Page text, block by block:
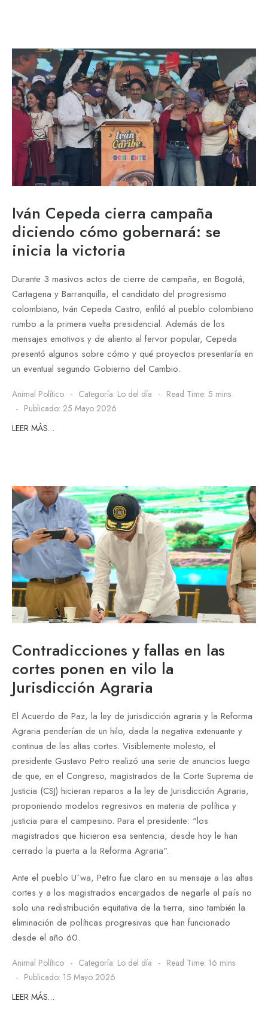
Iván Cepeda cierra campaña
diciendo cómo gobernará: se
inicia la victoria
Durante 3 masivos actos de cierre de campaña, en Bogotá,
Cartagena y Barranquilla, el candidato del progresismo
colombiano, Iván Cepeda Castro, enfiló al pueblo colombiano
rumbo a la primera vuelta presidencial. Además de los
mensajes emotivos y de aliento al fervor popular, Cepeda
presentó algunos sobre cómo y qué proyectos presentaría en
un eventual segundo Gobierno del Cambio.
Animal Político Categoría: Lo del día
Read Time: 5 mins
Publicado: 25 Mayo 2026
LEER MÁS…
Contradicciones y fallas en las
cortes ponen en vilo la
Jurisdicción Agraria
El Acuerdo de Paz, la ley de jurisdicción agraria y la Reforma
Agraria penderían de un hilo, dada la negativa extenuante y
continua de las altas cortes. Visiblemente molesto, el
presidente Gustavo Petro realizó una serie de anuncios luego
de que, en el Congreso, magistrados de la Corte Suprema de
Justicia (CSJ) hicieran reparos a la ley de Jurisdicción Agraria,
proponiendo modelos regresivos en materia de política y
justicia para el campesino. Para el presidente: "los
magistrados que hicieron esa sentencia, desde hoy le han
cerrado la puerta a la Reforma Agraria".
Ante el pueblo U´wa, Petro fue claro en su mensaje a las altas
cortes y a los magistrados encargados de negarle al país no
solo una redistribución equitativa de la tierra, sino también la
eliminación de políticas progresivas que han funcionado
desde el año 60.
Animal Político Categoría: Lo del día
Read Time: 16 mins
Publicado: 15 Mayo 2026
LEER MÁS…